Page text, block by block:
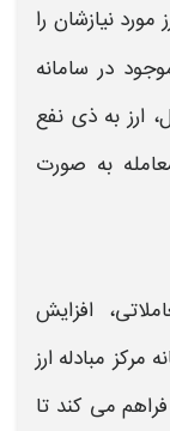
مورد نیازشان را
در سامانه
ارز به ذی‌ نفع
به‌ صورت
، افزایش
مرکز مبادله ارز
فراهم می‌ کند تا